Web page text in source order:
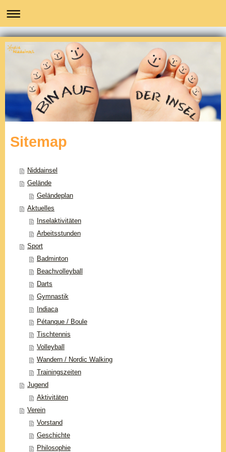
Sitemap
Niddainsel
Gelände
Geländeplan
Aktuelles
Inselaktivitäten
Arbeitsstunden
Sport
Badminton
Beachvolleyball
Darts
Gymnastik
Indiaca
Pétanque / Boule
Tischtennis
Volleyball
Wandern / Nordic Walking
Trainingszeiten
Jugend
Aktivitäten
Verein
Vorstand
Geschichte
Philosophie